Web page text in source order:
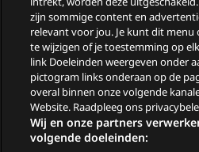
Woeste Grond
zijn sommige content en
relevant voor jou. Je kunt dit
te wijzigen of je toestemming op
link Doeleinden weergeven onder
pictogram links onderaan op de
overal binnen onze volgende
Website. Raadpleeg ons
Wij en onze partners
volgende doeleinden: